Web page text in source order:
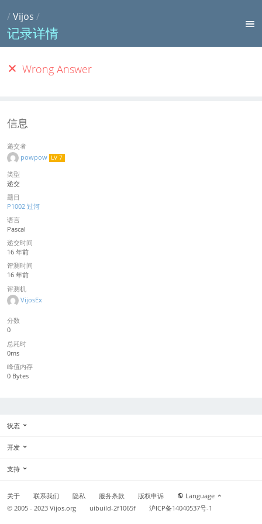
/Vijos /
记录详情
Wrong Answer
信息
递交者
powpow LV 7
类型
递交
题目
P1002 过河
语言
Pascal
递交时间
16 年前
评测时间
16 年前
评测机
VijosEx
分数
0
总耗时
0ms
峰值内存
0 Bytes
状态
开发
支持
关于 联系我们 隐私 服务条款 版权申诉
Language
© 2005 - 2023Vijos.org uibuild-2f1065f 沪ICP备14040537号-1